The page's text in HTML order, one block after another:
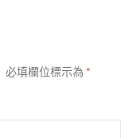
必填欄位標示為 *